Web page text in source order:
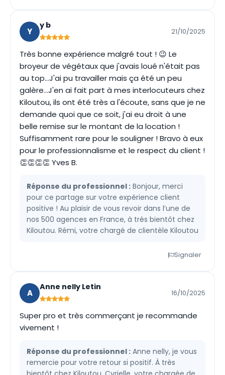
Y
y b
21/10/2025
Très bonne expérience malgré tout ! 😉 Le
broyeur de végétaux que j'avais loué n'était pas
au top...J'ai pu travailler mais ça été un peu
galère...J'en ai fait part à mes interlocuteurs chez
Kiloutou, ils ont été très a l'écoute, sans que je ne
demande quoi que ce soit, j'ai eu droit à une
belle remise sur le montant de la location !
Suffisamment rare pour le souligner ! Bravo à eux
pour le professionnalisme et le respect du client !
👏👏👏👏 Yves B.
Réponse du professionnel : Bonjour, merci
pour ce partage sur votre expérience client
positive ! Au plaisir de vous revoir dans l’une de
nos 500 agences en France, à très bientôt chez
Kiloutou. Rémi, votre chargé de clientèle Kiloutou
Signaler
A
Anne nelly Letin
16/10/2025
Super pro et très commerçant je recommande
vivement !
Réponse du professionnel : Anne nelly, je vous
remercie pour votre retour si positif. À très